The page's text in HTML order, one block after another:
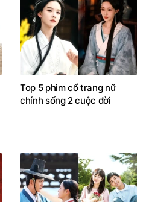
Top 5 phim cổ trang nữ
chính sống 2 cuộc đời